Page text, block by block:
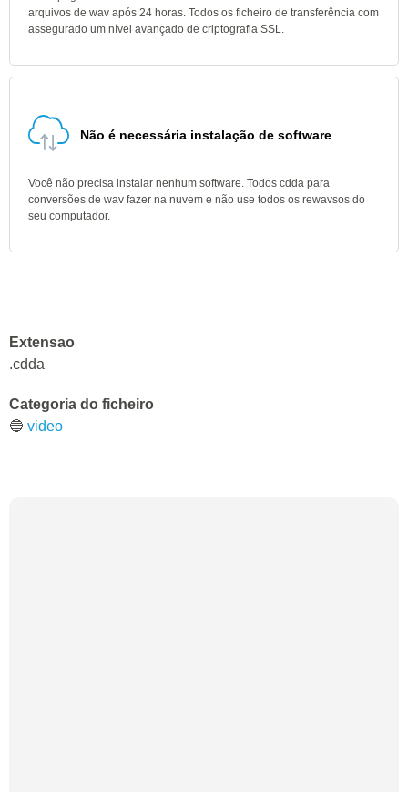
arquivos de wav após 24 horas. Todos os ficheiro de transferência com
assegurado um nível avançado de criptografia SSL.
Não é necessária instalação de software
Você não precisa instalar nenhum software. Todos cdda para
conversões de wav fazer na nuvem e não use todos os rewavsos do
seu computador.
Extensao
.cdda
Categoria do ficheiro
🔵 video